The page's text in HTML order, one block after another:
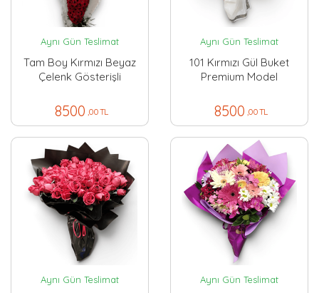
Aynı Gün Teslimat
Tam Boy Kırmızı Beyaz
Çelenk Gösterişli
8500 ,00 TL
Aynı Gün Teslimat
101 Kırmızı Gül Buket
Premium Model
8500 ,00 TL
Aynı Gün Teslimat Aynı Gün Teslimat